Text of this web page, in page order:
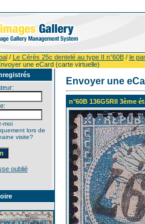
/ Le Cérès 25c dentelé au type II n°60B/ le
une eCard (carte virtuelle)
moi
lors de
visite?
oublié
Envoyer une
n°60B 136G5RII 3ème